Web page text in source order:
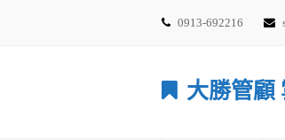
0913-692216
大勝管顧